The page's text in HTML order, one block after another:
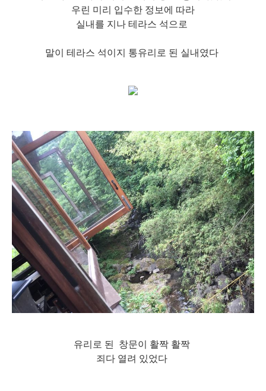
우린 미리 입수한 정보에 따라
실내를 지나 테라스 석으로
말이 테라스 석이지 통유리로 된 실내였다
유리로 된 창문이 활짝 활짝
죄다 열려 있었다